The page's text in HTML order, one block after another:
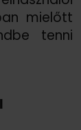
mielőtt
tenni